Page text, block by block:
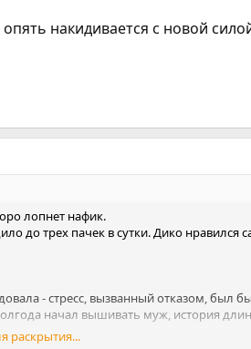
накидивается с новой
лопнет нафик.
до трех пачек в сутки. Дико
- стресс, вызванный отказом, был
начал вышивать муж, история
раскрытия...